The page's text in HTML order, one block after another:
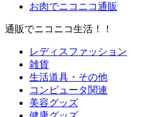
お肉でニコニコ通販
通販でニコニコ生活！！
レディスファッション
雑貨
生活道具・その他
コンピュータ関連
美容グッズ